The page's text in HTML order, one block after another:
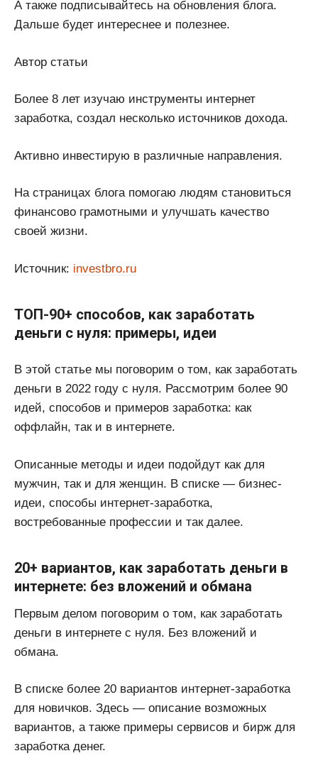
А также подписывайтесь на обновления блога.
Дальше будет интереснее и полезнее.
Автор статьи
Более 8 лет изучаю инструменты интернет
заработка, создал несколько источников дохода.
Активно инвестирую в различные направления.
На страницах блога помогаю людям становиться
финансово грамотными и улучшать качество
своей жизни.
Источник: investbro.ru
ТОП-90+ способов, как заработать
деньги с нуля: примеры, идеи
В этой статье мы поговорим о том, как заработать
деньги в 2022 году с нуля. Рассмотрим более 90
идей, способов и примеров заработка: как
оффлайн, так и в интернете.
Описанные методы и идеи подойдут как для
мужчин, так и для женщин. В списке — бизнес-
идеи, способы интернет-заработка,
востребованные профессии и так далее.
20+ вариантов, как заработать деньги в
интернете: без вложений и обмана
Первым делом поговорим о том, как заработать
деньги в интернете с нуля. Без вложений и
обмана.
В списке более 20 вариантов интернет-заработка
для новичков. Здесь — описание возможных
вариантов, а также примеры сервисов и бирж для
заработка денег.